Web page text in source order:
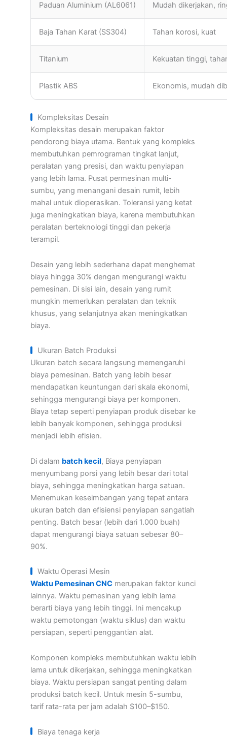
Paduan Aluminium (AL6061) Mudah dikerjakan,
Baja Tahan Karat (SS304) Tahan korosi, kuat
Titanium Kekuatan tinggi,
Plastik ABS Ekonomis, mudah
Kompleksitas Desain
Kompleksitas desain merupakan faktor
pendorong biaya utama. Bentuk yang kompleks
membutuhkan pemrograman tingkat lanjut,
peralatan yang presisi, dan waktu penyiapan
yang lebih lama. Pusat permesinan multi-
sumbu, yang menangani desain rumit, lebih
mahal untuk dioperasikan. Toleransi yang ketat
juga meningkatkan biaya, karena membutuhkan
peralatan berteknologi tinggi dan pekerja
terampil.
Desain yang lebih sederhana dapat menghemat
biaya hingga 30% dengan mengurangi waktu
pemesinan. Di sisi lain, desain yang rumit
mungkin memerlukan peralatan dan teknik
khusus, yang selanjutnya akan meningkatkan
biaya.
Ukuran Batch Produksi
Ukuran batch secara langsung memengaruhi
biaya pemesinan. Batch yang lebih besar
mendapatkan keuntungan dari skala ekonomi,
sehingga mengurangi biaya per komponen.
Biaya tetap seperti penyiapan produk disebar ke
lebih banyak komponen, sehingga produksi
menjadi lebih efisien.
Di dalam batch kecil, Biaya penyiapan
menyumbang porsi yang lebih besar dari total
biaya, sehingga meningkatkan harga satuan.
Menemukan keseimbangan yang tepat antara
ukuran batch dan efisiensi penyiapan sangatlah
penting. Batch besar (lebih dari 1.000 buah)
dapat mengurangi biaya satuan sebesar 80–
90%.
Waktu Operasi Mesin
Waktu Pemesinan CNC merupakan faktor kunci
lainnya. Waktu pemesinan yang lebih lama
berarti biaya yang lebih tinggi. Ini mencakup
waktu pemotongan (waktu siklus) dan waktu
persiapan, seperti penggantian alat.
Komponen kompleks membutuhkan waktu lebih
lama untuk dikerjakan, sehingga meningkatkan
biaya. Waktu persiapan sangat penting dalam
produksi batch kecil. Untuk mesin 5-sumbu,
tarif rata-rata per jam adalah $100–$150.
Biaya tenaga kerja